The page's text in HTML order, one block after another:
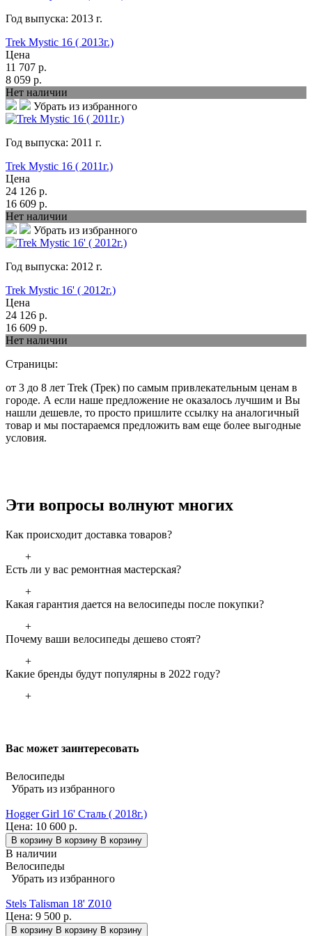
Год выпуска: 2013 г.
Trek Mystic 16 ( 2013г.)
Цена
11 707 р.
8 059 р.
Нет наличии
Убрать из избранного
Год выпуска: 2011 г.
Trek Mystic 16 ( 2011г.)
Цена
24 126 р.
16 609 р.
Нет наличии
Убрать из избранного
Год выпуска: 2012 г.
Trek Mystic 16' ( 2012г.)
Цена
24 126 р.
16 609 р.
Нет наличии
Страницы:
от 3 до 8 лет Trek (Трек) по самым привлекательным ценам в
городе. А если наше предложение не оказалось лучшим и Вы
нашли дешевле, то просто пришлите ссылку на аналогичный
товар и мы постараемся предложить вам еще более выгодные
условия.
Эти вопросы волнуют многих
Как происходит доставка товаров?
+
Есть ли у вас ремонтная мастерская?
+
Какая гарантия дается на велосипеды после покупки?
+
Почему ваши велосипеды дешево стоят?
+
Какие бренды будут популярны в 2022 году?
+
Вас может заинтересовать
Велосипеды
Убрать из избранного
Hogger Girl 16' Сталь ( 2018г.)
Цена: 10 600 р.
В корзину В корзину В корзину
В наличии
Велосипеды
Убрать из избранного
Stels Talisman 18' Z010
Цена: 9 500 р.
В корзину В корзину В корзину